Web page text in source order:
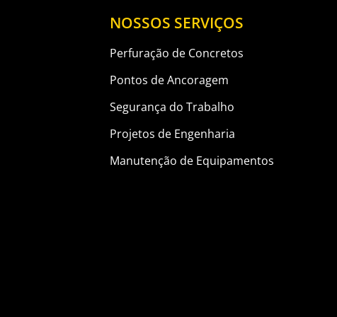
NOSSOS SERVIÇOS
Perfuração de Concretos
Pontos de Ancoragem
Segurança do Trabalho
Projetos de Engenharia
Manutenção de Equipamentos